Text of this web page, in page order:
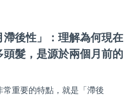
滯後性」：理解為何現在
髮，是源於兩個月前的
重要的特點，就是「滯後